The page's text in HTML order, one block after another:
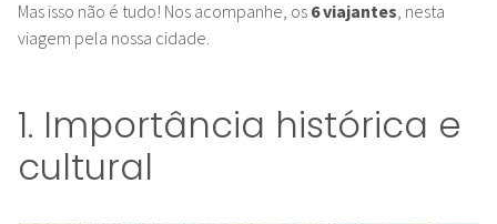
Mas isso não é tudo! Nos acompanhe, os 6 viajantes, nesta
viagem pela nossa cidade.
1. Importância histórica e
cultural